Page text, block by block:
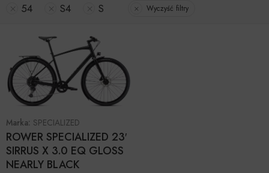
54 S4 S Wyczyść filtry
Marka: SPECIALIZED
ROWER SPECIALIZED 23′
SIRRUS X 3.0 EQ GLOSS
NEARLY BLACK